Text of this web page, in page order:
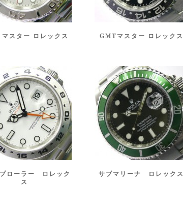
マスター ロレックス GMTマスター ロレックス
ローラー ロレック
ス
サブマリーナ ロレックス